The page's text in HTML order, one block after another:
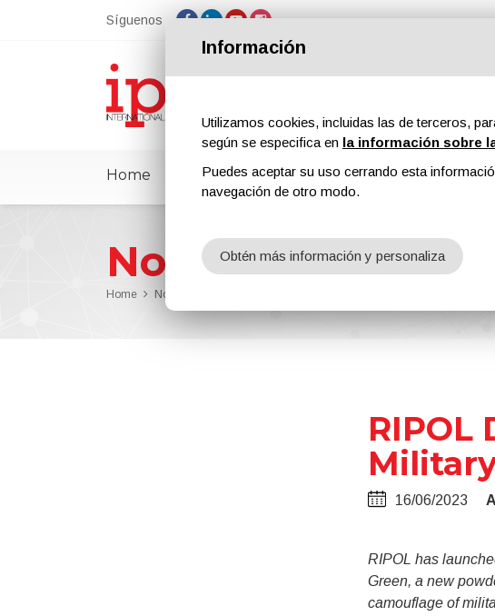
Síguenos
Home ipcmPedia Noticias Ferias
Noticias
Home Noticias
RIPOL
16/06/2023
RIPOL has
Green, a new
camouflage of
Información
Utilizamos cookies, incluidas las de terceros,
según se especifica en la información sobre
Puedes aceptar su uso cerrando esta
navegación de otro modo.
Obtén más información y personaliza